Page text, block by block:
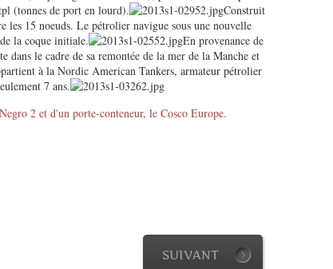
(tonnes de port en lourd).
Construit
les 15 noeuds. Le pétrolier navigue sous une nouvelle
la coque initiale.
En provenance de
le cadre de sa remontée de la mer de la Manche et
à la Nordic American Tankers, armateur pétrolier
7 ans.
2 et d'un porte-conteneur, le Cosco Europe.
SUIVANT